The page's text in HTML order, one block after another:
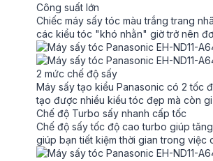
Công suất lớn
Chiếc máy sấy tóc màu trắng trang
các kiểu tóc "khó nhằn" giờ trở nên
2 mức chế độ sấy
Máy sấy tạo kiểu Panasonic có 2 tốc
tạo được nhiều kiểu tóc đẹp mà còn
Chế độ Turbo sấy nhanh cấp tốc
Chế độ sấy tốc độ cao turbo giúp
giúp bạn tiết kiệm thời gian trong việc